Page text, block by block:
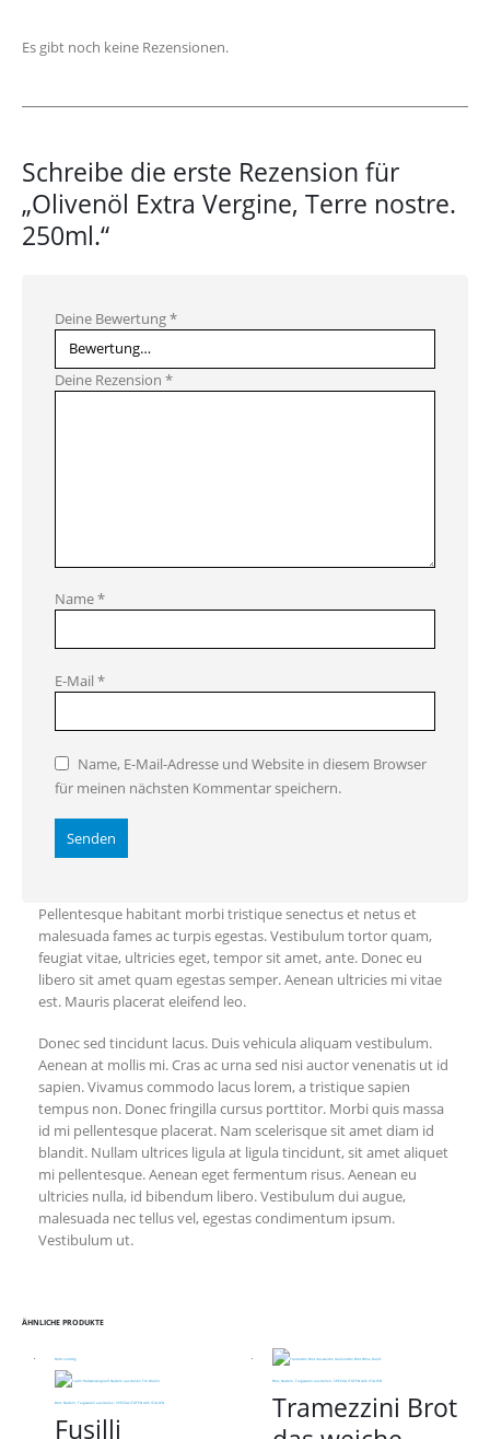
Es gibt noch keine Rezensionen.
Schreibe die erste Rezension für
„Olivenöl Extra Vergine, Terre nostre.
250ml.“
Deine Bewertung*
Deine Rezension *
Name*
E-Mail *
Name, E-Mail-Adresse und Website in diesem Browser
für meinen nächsten Kommentar speichern.
Pellentesque habitant morbi tristique senectus et netus et
malesuada fames ac turpis egestas. Vestibulum tortor quam,
feugiat vitae, ultricies eget, tempor sit amet, ante. Donec eu
libero sit amet quam egestas semper. Aenean ultricies mi vitae
est. Mauris placerat eleifend leo.
Donec sed tincidunt lacus. Duis vehicula aliquam vestibulum.
Aenean at mollis mi. Cras ac urna sed nisi auctor venenatis ut id
sapien. Vivamus commodo lacus lorem, a tristique sapien
tempus non. Donec fringilla cursus porttitor. Morbi quis massa
id mi pellentesque placerat. Nam scelerisque sit amet diam id
blandit. Nullam ultrices ligula at ligula tincidunt, sit amet aliquet
mi pellentesque. Aenean eget fermentum risus. Aenean eu
ultricies nulla, id bibendum libero. Vestibulum dui augue,
malesuada nec tellus vel, egestas condimentum ipsum.
Vestibulum ut.
ÄHNLICHE PRODUKTE
Nicht vorrätig
Brot, Nudeln, Teigwaren aus Italien, SPEZIALITÄTEN AUS ITALIEN
Fusilli
Brot, Nudeln, Teigwaren aus Italien, SPEZIALITÄTEN AUS ITALIEN
Tramezzini Brot